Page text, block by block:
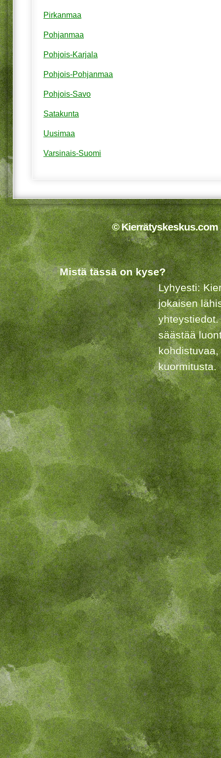
Pirkanmaa
Pohjanmaa
Pohjois-Karjala
Pohjois-Pohjanmaa
Pohjois-Savo
Satakunta
Uusimaa
Varsinais-Suomi
© Kierrätyskeskus.com
Mistä tässä on kyse?
Lyhyesti:
jokaisen
säästää
kuormitusta.